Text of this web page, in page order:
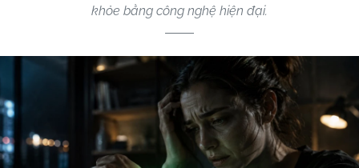
khỏe bằng công nghệ hiện đại.